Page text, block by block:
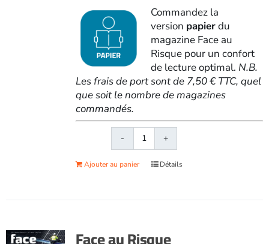
Commandez la
version papierdu
magazine Face au
Risque pour un confort
de lecture optimal. N.B.
Les frais de port sont de 7,50 € TTC, quel
que soit le nombre de magazines
commandés.
quantité
de
Face
614
Ajouter au panier Détails